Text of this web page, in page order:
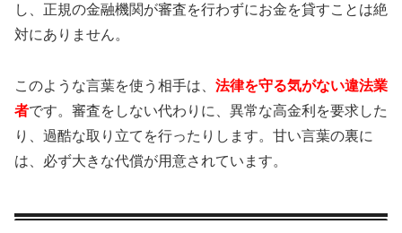
し、正規の金融機関が審査を行わずにお金を貸すことは絶
対にありません。
このような言葉を使う相手は、 法律を守る気がない違法業
者です。審査をしない代わりに、異常な高金利を要求した
り、過酷な取り立てを行ったりします。甘い言葉の裏に
は、必ず大きな代償が用意されています。